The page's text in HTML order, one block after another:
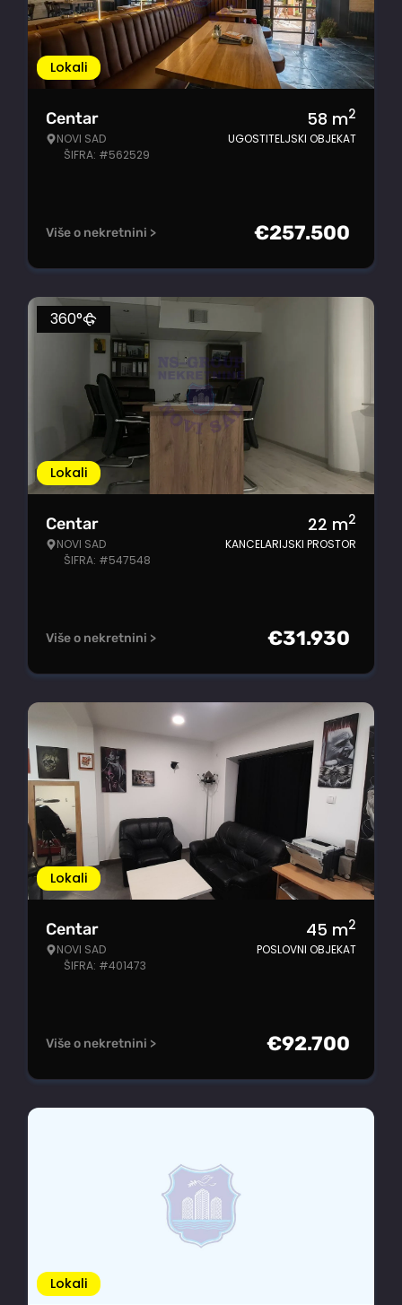
Lokali
Centar
NOVI SAD
ŠIFRA: #562529
58 m2
UGOSTITELJSKI OBJEKAT
Više o nekretnini > €257.500
Lokali
360°
Centar
NOVI SAD
ŠIFRA: #547548
22 m2
KANCELARIJSKI PROSTOR
Više o nekretnini > €31.930
Lokali
Centar
NOVI SAD
ŠIFRA: #401473
45 m2
POSLOVNI OBJEKAT
Više o nekretnini > €92.700
Lokali